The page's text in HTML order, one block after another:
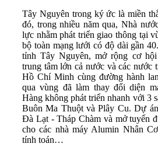
Tây Nguyên trong ký ức là miền
đó, trong nhiều năm qua, Nhà
lực nhằm phát triển giao thông tại
bộ toàn mạng lưới có độ dài gần
tỉnh Tây Nguyên, mở rộng cơ
trung tâm lớn cả nước và các
Hồ Chí Minh cùng đường hành
qua vùng đã làm thay đổi diện
Hàng không phát triển nhanh với 3
Buôn Ma Thuột và Plây Cu. Dự
Đà Lạt - Tháp Chàm và mở tuyến
cho các nhà máy Alumin Nhân
tính toán…